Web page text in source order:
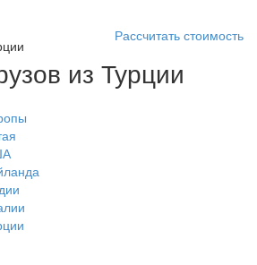
из Турции
Рассчитать стоимость